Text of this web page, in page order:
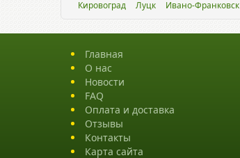
Кировоград
Луцк Ивано-Франковск
Главная
О нас
Новости
FAQ
Оплата и доставка
Отзывы
Контакты
Карта сайта